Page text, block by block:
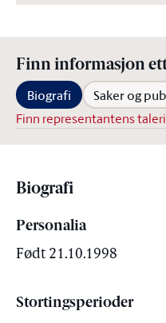
Finn informasjon
Biografi Saker og
Finn representantens
Biografi
Personalia
Født 21.10.1998
Stortingsperioder